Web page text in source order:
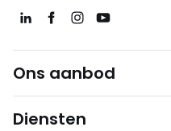
Ons aanbod
Diensten